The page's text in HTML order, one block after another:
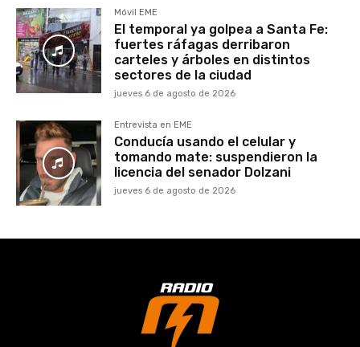
Móvil EME
El temporal ya golpea a Santa Fe:
fuertes ráfagas derribaron
carteles y árboles en distintos
sectores de la ciudad
jueves 6 de agosto de 2026
Entrevista en EME
Conducía usando el celular y
tomando mate: suspendieron la
licencia del senador Dolzani
jueves 6 de agosto de 2026